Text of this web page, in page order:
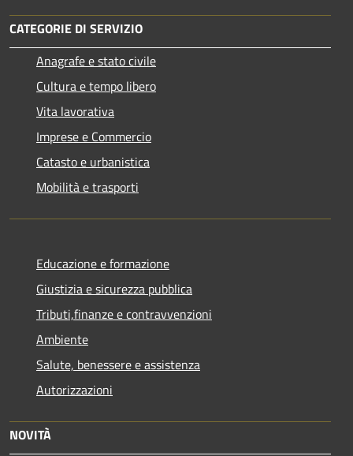
CATEGORIE DI SERVIZIO
Anagrafe e stato civile
Cultura e tempo libero
Vita lavorativa
Imprese e Commercio
Catasto e urbanistica
Mobilità e trasporti
Educazione e formazione
Giustizia e sicurezza pubblica
Tributi,finanze e contravvenzioni
Ambiente
Salute, benessere e assistenza
Autorizzazioni
NOVITÀ